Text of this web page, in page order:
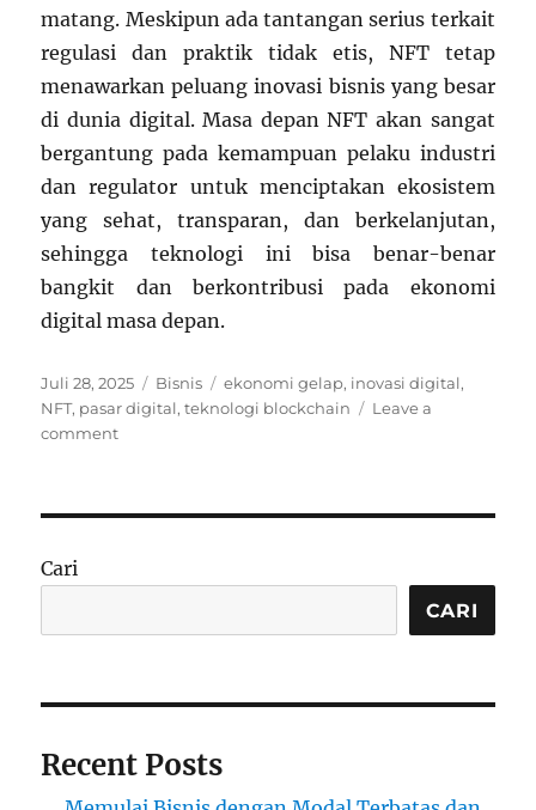
matang. Meskipun ada tantangan serius terkait
regulasi dan praktik tidak etis, NFT tetap
menawarkan peluang inovasi bisnis yang besar
di dunia digital. Masa depan NFT akan sangat
bergantung pada kemampuan pelaku industri
dan regulator untuk menciptakan ekosistem
yang sehat, transparan, dan berkelanjutan,
sehingga teknologi ini bisa benar-benar
bangkit dan berkontribusi pada ekonomi
digital masa depan.
Posted
on
Juli 28, 2025 Categories
Bisnis Tags
ekonomi gelap, inovasi digital,
NFT, pasar digital,teknologi blockchain
Leave a
commenton
Bangkit
atau
Digital?
Cari
CARI
Recent Posts